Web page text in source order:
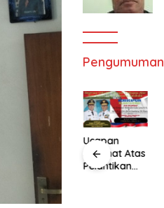
Pengumuman
Ucapan
Selamat Atas
Pelantikan
Bupati dan
Wakil Bupati
Alor
Ucapan
Selamat Atas
Pelantikan